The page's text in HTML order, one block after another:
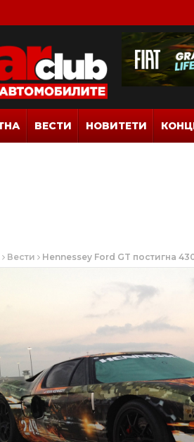
ВЕСТИ НОВИТЕТИ
Вести Hennessey Ford GT постигна